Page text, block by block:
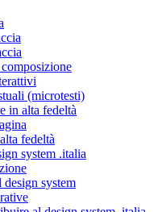
(microtesti)
in alta fedeltà
fedeltà
system .italia
system